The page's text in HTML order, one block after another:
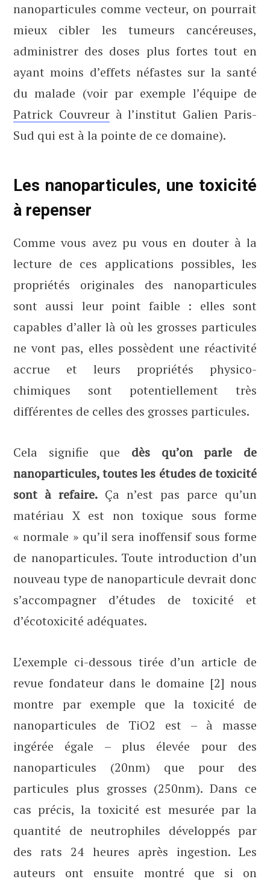
nanoparticules comme vecteur, on pourrait
mieux cibler les tumeurs cancéreuses,
administrer des doses plus fortes tout en
ayant moins d’effets néfastes sur la santé
du malade (voir par exemple l’équipe de
Patrick Couvreurà l’institut Galien Paris-
Sud qui est à la pointe de ce domaine).
Les nanoparticules, une toxicité
à repenser
Comme vous avez pu vous en douter à la
lecture de ces applications possibles, les
propriétés originales des nanoparticules
sont aussi leur point faible : elles sont
capables d’aller là où les grosses particules
ne vont pas, elles possèdent une réactivité
accrue et leurs propriétés physico-
chimiques sont potentiellement très
différentes de celles des grosses particules.
Cela signifie que dès qu’on parle de
nanoparticules, toutes les études de toxicité
sont à refaire. Ça n’est pas parce qu’un
matériau X est non toxique sous forme
« normale » qu’il sera inoffensif sous forme
de nanoparticules. Toute introduction d’un
nouveau type de nanoparticule devrait donc
s’accompagner d’études de toxicité et
d’écotoxicité adéquates.
L’exemple ci-dessous tirée d’un article de
revue fondateur dans le domaine [2] nous
montre par exemple que la toxicité de
nanoparticules de TiO2 est – à masse
ingérée égale – plus élevée pour des
nanoparticules (20nm) que pour des
particules plus grosses (250nm). Dans ce
cas précis, la toxicité est mesurée par la
quantité de neutrophiles développés par
des rats 24 heures après ingestion. Les
auteurs ont ensuite montré que si on